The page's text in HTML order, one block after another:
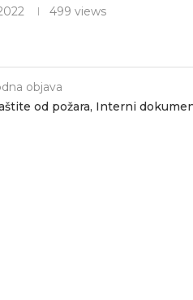
499 views
objava
od požara, Interni